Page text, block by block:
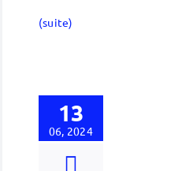
(suite)
13
06, 2024